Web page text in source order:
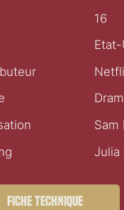
16
Sam
Julia
Fiche technique